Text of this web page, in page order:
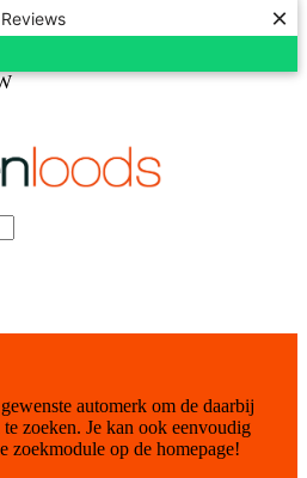
Reviews ×
automerk om de daarbij
zoeken. Je kan ook eenvoudig
zoekmodule op de homepage!